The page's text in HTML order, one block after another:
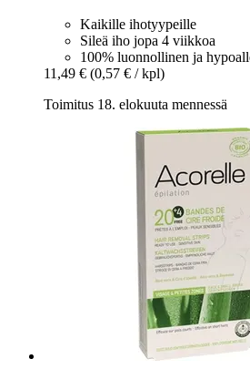
Kaikille ihotyypeille
Sileä iho jopa 4 viikkoa
100% luonnollinen ja
11,49 € (0,57 € / kpl)
Toimitus 18. elokuuta mennessä